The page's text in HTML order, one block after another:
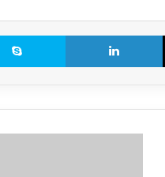
X لینکدین